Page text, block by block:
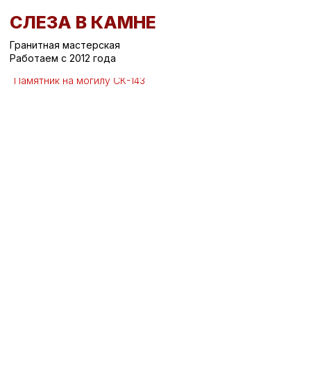
СЛЕЗА В КАМНЕ
Работаем с 2012 года
Вернуться назад /
Горизонтальные памятники на могилу
Памятник на могилу СК-143